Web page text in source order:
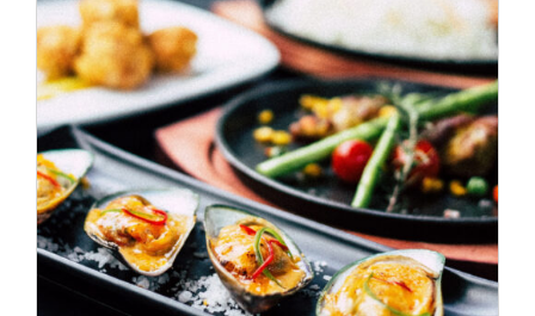
ADD TO CART / DÉTAILS